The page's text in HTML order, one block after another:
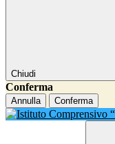
Chiudi
Conferma
Annulla Conferma